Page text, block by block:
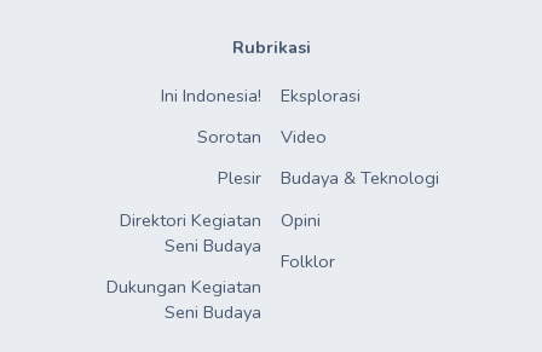
Rubrikasi
Ini Indonesia!
Sorotan
Plesir
Direktori Kegiatan
Seni Budaya
Dukungan Kegiatan
Seni Budaya
Eksplorasi
Video
Budaya & Teknologi
Opini
Folklor